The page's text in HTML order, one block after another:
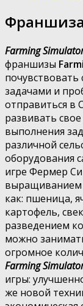
Farming
франшизы
почувствовать
задачами и
отправиться в
развивать
выполнения
различной
оборудования
игре Фермер
выращиванием
как: пшеница,
картофель,
разведением
можно
огромное
Farming
игры:
же новой